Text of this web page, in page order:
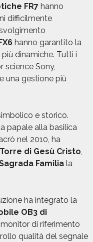
FR7 hanno
difficilmente
hanno garantito la
dinamiche. Tutti i
science Sony,
una gestione più
e storico.
papale alla basilica
nel 2010, ha
Torre di Gesù Cristo,
Familia la
ha integrato la
OB3 di
di riferimento
qualità del segnale